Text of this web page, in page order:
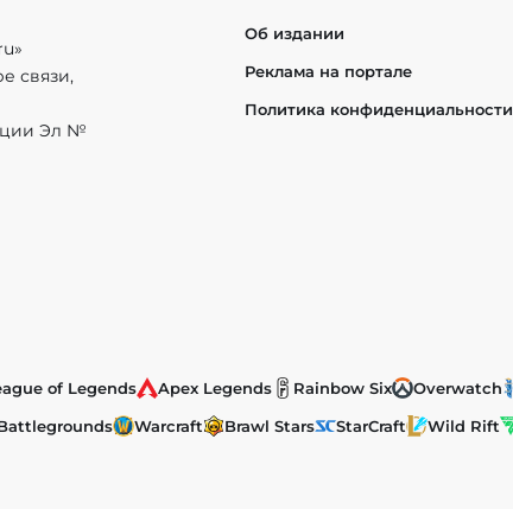
связи,
Эл №
Об издании
Реклама на портале
Политика конфиденциальности
of Legends Apex Legends Rainbow Six Overwatch
Warcraft Brawl Stars StarCraft Wild Rift